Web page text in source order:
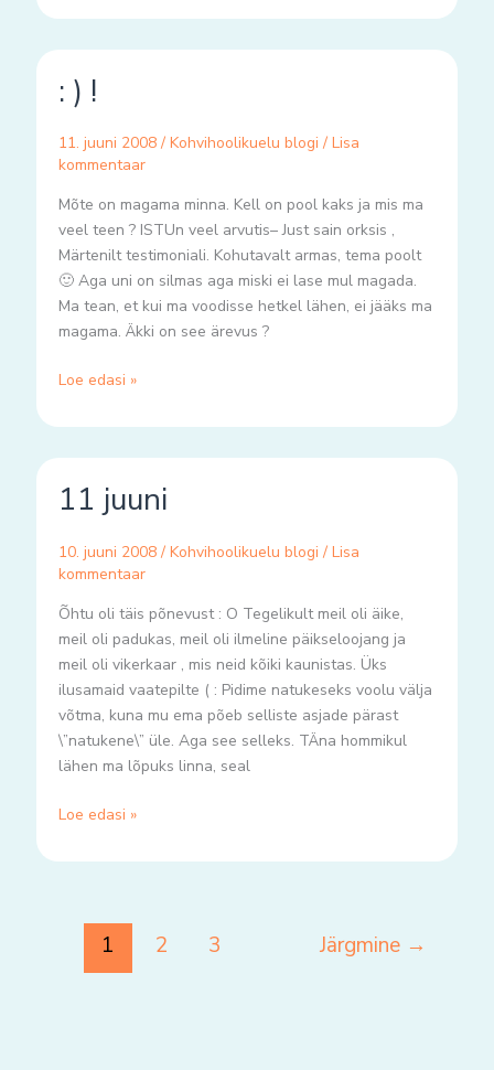
: ) !
11. juuni 2008 / Kohvihoolikuelu blogi / Lisa
kommentaar
Mõte on magama minna. Kell on pool kaks ja mis ma
veel teen ? ISTUn veel arvutis– Just sain orksis ,
Märtenilt testimoniali. Kohutavalt armas, tema poolt
🙂 Aga uni on silmas aga miski ei lase mul magada.
Ma tean, et kui ma voodisse hetkel lähen, ei jääks ma
magama. Äkki on see ärevus ?
)
Loe edasi »
11 juuni
10. juuni 2008 / Kohvihoolikuelu blogi / Lisa
kommentaar
Õhtu oli täis põnevust : O Tegelikult meil oli äike,
meil oli padukas, meil oli ilmeline päikseloojang ja
meil oli vikerkaar , mis neid kõiki kaunistas. Üks
ilusamaid vaatepilte ( : Pidime natukeseks voolu välja
võtma, kuna mu ema põeb selliste asjade pärast
\”natukene\” üle. Aga see selleks. TÄna hommikul
lähen ma lõpuks linna, seal
juuni
Loe edasi »
1 2 3 Järgmine →